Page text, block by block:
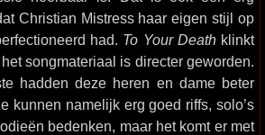
Christian Mistress haar eigen stijl op
had. To Your Deathklinkt
songmateriaal is directer geworden.
hadden deze heren en dame beter
kunnen namelijk erg goed riffs, solo’s
bedenken, maar het komt er met